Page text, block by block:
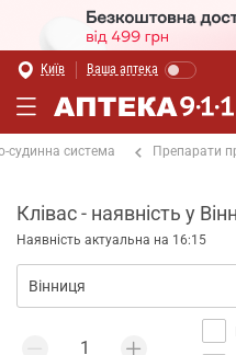
Київ Ваша аптека
судинна система Препарати
Клівас - наявність у
Наявність актуальна на 16:15